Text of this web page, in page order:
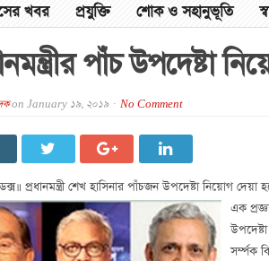
খবর
প্রযুক্তি শোক ও সহানুভূতি
পাঁচ উপদেষ্টা
on January 19, 2019 No Comment
ডেক্স॥ প্রধানমন্ত্রী শেখ হাসিনার পাঁচজন উপদেষ্টা নিয়োগ
এক
সর্ম্পক